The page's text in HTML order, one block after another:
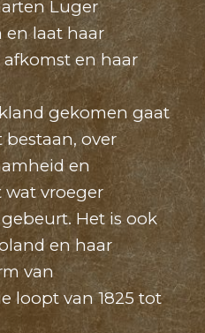
Luger
en laat haar
en haar
gekomen gaat
over
en
wat vroeger
Het is ook
en haar
van
loopt van 1825 tot